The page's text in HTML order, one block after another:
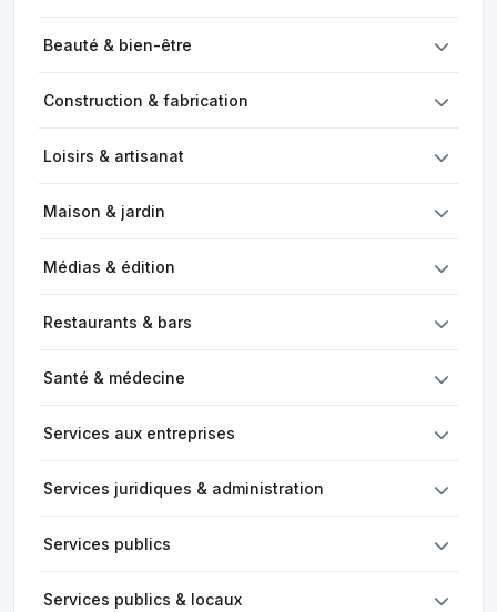
Beauté & bien-être
Construction & fabrication
Loisirs & artisanat
Maison & jardin
Médias & édition
Restaurants & bars
Santé & médecine
Services aux entreprises
Services juridiques & administration
Services publics
Services publics & locaux